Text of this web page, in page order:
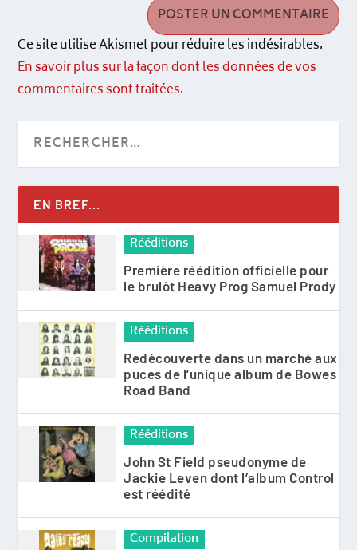
Ce site utilise Akismet pour réduire les indésirables.
En savoir plus sur la façon dont les données de vos
commentaires sont traitées.
EN BREF...
Rééditions
Première réédition officielle pour
le brulôt Heavy Prog Samuel Prody
Rééditions
Redécouverte dans un marché aux
puces de l’unique album de Bowes
Road Band
Rééditions
John St Field pseudonyme de
Jackie Leven dont l’album Control
est réédité
Compilation